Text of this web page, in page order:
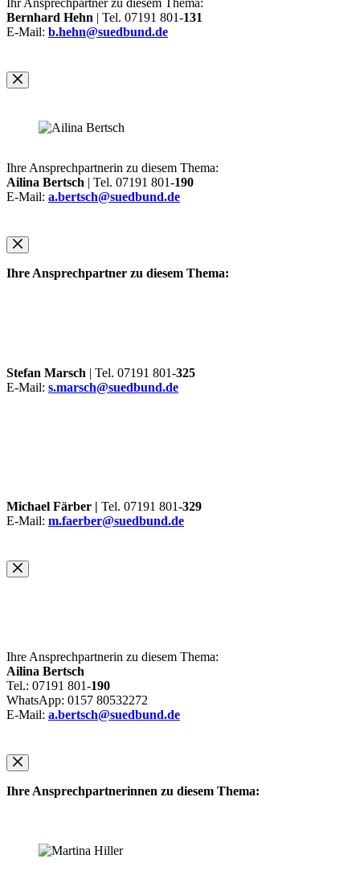
Bernhard Hehn | Tel. 07191 801-131
E-Mail: b.hehn@suedbund.de
Ihre Ansprechpartnerin zu diesem Thema:
Ailina Bertsch | Tel. 07191 801-190
E-Mail: a.bertsch@suedbund.de
Ihre Ansprechpartner zu diesem Thema:
Stefan Marsch | Tel. 07191 801-325
E-Mail: s.marsch@suedbund.de
Michael Färber | Tel. 07191 801-329
E-Mail: m.faerber@suedbund.de
Ihre Ansprechpartnerin zu diesem Thema:
Ailina Bertsch
Tel.: 07191 801-190
WhatsApp: 0157 80532272
E-Mail: a.bertsch@suedbund.de
Ihre Ansprechpartnerinnen zu diesem Thema: